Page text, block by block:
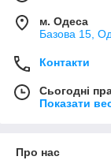
м. Одеса
Базова 15,
Контакти
Сьогодні
Показати
Про нас